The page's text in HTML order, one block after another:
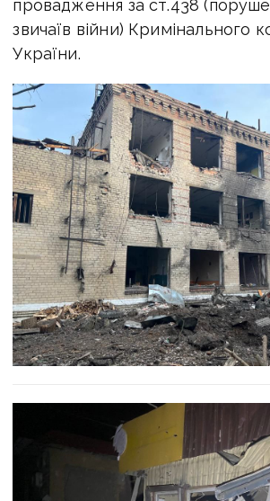
провадження за ст.438
звичаїв війни) Кримінального
України.